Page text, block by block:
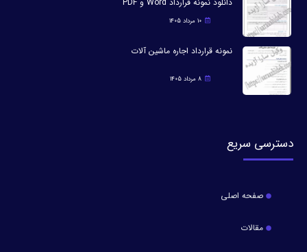
10 مرداد 1405
نمونه قرارداد اجاره ماشین آلات
8 مرداد 1405
دسترسی سریع
صفحه اصلی
مقالات